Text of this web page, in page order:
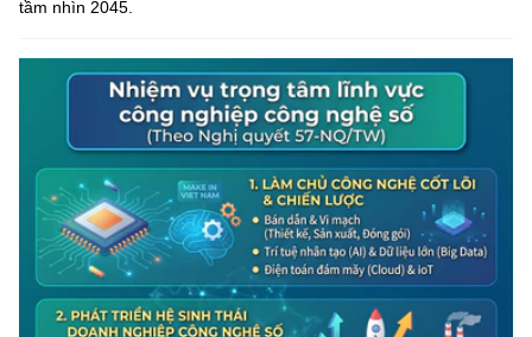
MINISTRY OF SCIENCE AND TECHNOLOGY
Điều khoản sử dụng Theo dõi MST: Góp ý
Cơ quan chủ quản: Bộ Khoa học và Công nghệ (MST)
Chịu trách nhiệm nội dung: Nguyễn Thị Hải Hằng
Giám đốc Trung tâm Truyền thông Khoa học và Công nghệ.
Liên hệ
Địa chỉ: Ban Biên tập Cổng TTĐT - 18 Nguyễn Du, TP. Hà Nội
Điện thoại: 024 3936 9506
tầm nhìn 2045.